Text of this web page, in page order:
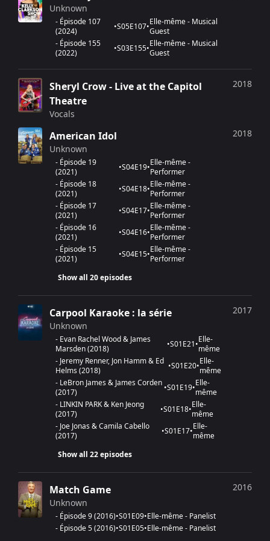
Principales récompenses
Grammy Award du meilleur nouvel artiste (1995)
Grammy Award de l'enregistrement de l'année pour
I Wanna Do(1995)
Grammy Award de la meilleure performance vocale
féminine pop pour
Grammy Award du meilleur album rock pour
Sheryl
Crow(1997)
Grammy Award de la meilleure performance vocale
féminine rock pour
If It Makes You Happy
Grammy Award du meilleur album rock pour
(1999)
Grammy Award de la meilleure performance vocale
féminine rock pour
Sweet Child O' Mine(2000)
Grammy Award de la meilleure performance vocale
There Goes the Neighborhood
Grammy Award de la meilleure performance vocale
rock féminine pour
Brit Award de la meilleure chanteuse étrangère (1997)
American Music Award de la meilleure artiste féminine
pop/rock (2003, 2004)
Intronisée au Rock and Roll Hall of Fame (2023)
Unknown
- Épisode 107
(2024) •S05E107•Elle-même - Musical
Guest
- Épisode 155
(2022) •S03E155•Elle-même - Musical
Guest
Sheryl Crow - Live at the Capitol
Theatre
Vocals
2018
American Idol
Unknown
- Épisode 19
(2021) •S04E19•Elle-même -
Performer
- Épisode 18
(2021) •S04E18•Elle-même -
Performer
- Épisode 17
(2021) •S04E17•Elle-même -
Performer
- Épisode 16
(2021) •S04E16•Elle-même -
Performer
- Épisode 15
(2021) •S04E15•Elle-même -
Performer
Show all 20 episodes
2018
Carpool Karaoke : la série
Unknown
- Evan Rachel Wood & James
Marsden(2018) •S01E21•Elle-
même
- Jeremy Renner, Jon Hamm & Ed
Helms (2018) •S01E20•Elle-
même
- LeBron James & James Corden
(2017) •S01E19•Elle-
même
- LINKIN PARK & Ken Jeong
(2017) •S01E18•Elle-
même
- Joe Jonas & Camila Cabello
(2017) •S01E17•Elle-
même
Show all 22 episodes
2017
Match Game
Unknown
- Épisode 9(2016)•S01E09•Elle-même - Panelist
- Épisode 5(2016)•S01E05•Elle-même - Panelist
2016